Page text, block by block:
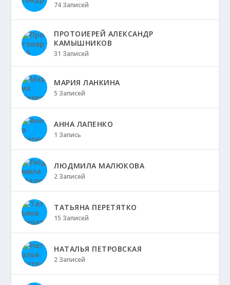
74 Записей
ПРОТОИЕРЕЙ АЛЕКСАНДР
КАМЫШНИКОВ
31 Записей
МАРИЯ ЛАНКИНА
5 Записей
АННА ЛАПЕНКО
1 Запись
ЛЮДМИЛА МАЛЮКОВА
2 Записей
ТАТЬЯНА ПЕРЕТЯТКО
15 Записей
НАТАЛЬЯ ПЕТРОВСКАЯ
2 Записей